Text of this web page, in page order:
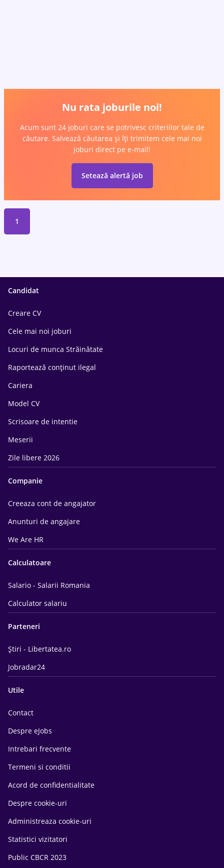
Nu rata joburile noi!
Acum sunt 24 joburi care se potrivesc criteriilor tale de
căutare. Salvează căutarea și îți trimitem cele mai noi
joburi direct pe e-mail!
Setează alertă job
1
Candidat
Creare CV
Cele mai noi joburi
Locuri de munca Străinătate
Raportează conținut ilegal
Cariera
Model CV
Scrisoare de intentie
Meserii
Zile libere 2026
Companie
Creeaza cont de angajator
Anunturi de angajare
We Are HR
Calculatoare
Salario - Salarii Romania
Calculator salariu
Parteneri
Știri - Libertatea.ro
Jobradar24
Utile
Contact
Despre eJobs
Intrebari frecvente
Termeni si conditii
Acord de confidentialitate
Despre cookie-uri
Administreaza cookie-uri
Statistici vizitatori
Public CBCR 2023